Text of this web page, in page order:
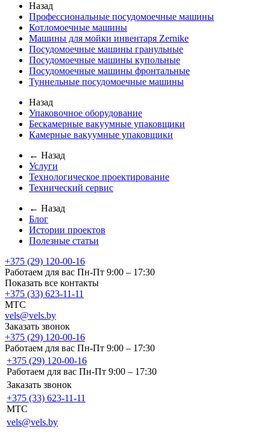
Назад
Профессиональные посудомоечные машины
Котломоечные машины
Машины для мойки инвентаря Zernike
Посудомоечные машины гранульные
Посудомоечные машины купольные
Посудомоечные машины фронтальные
Туннельные посудомоечные машины
Назад
Упаковочное оборудование
Бескамерные вакуумные упаковщики
Камерные вакуумные упаковщики
← Назад
Услуги
Технологическое проектирование
Технический сервис
← Назад
Блог
Истории проектов
Полезные статьи
+375 (29) 120-00-16
Работаем для вас Пн-Пт 9:00 – 17:30
Показать все контакты
+375 (33) 623-11-11
MTC
vels@vels.by
Заказать звонок
+375 (29) 120-00-16
Работаем для вас Пн-Пт 9:00 – 17:30
+375 (29) 120-00-16
Работаем для вас Пн-Пт 9:00 – 17:30
Заказать звонок
+375 (33) 623-11-11
MTC
vels@vels.by